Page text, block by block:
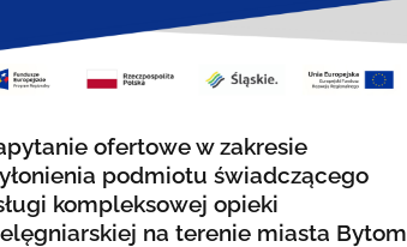
ofertowe w zakresie
podmiotu świadczącego
kompleksowej opieki
na terenie miasta Bytom